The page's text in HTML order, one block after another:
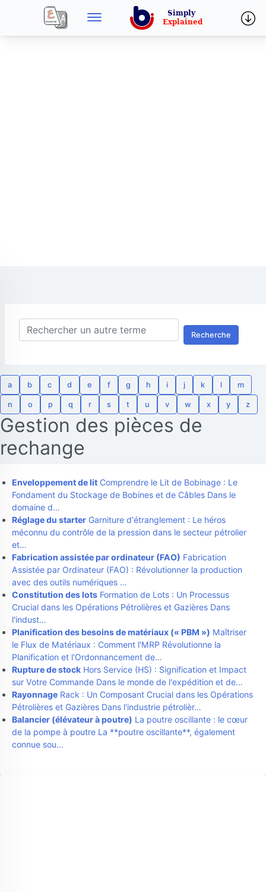
Recherche
a b c d e f g h i j k l m
n o p q r s t u v w x y z
Gestion des pièces de
rechange
Enveloppement de lit Comprendre le Lit de Bobinage : Le
Fondament du Stockage de Bobines et de Câbles Dans le
domaine d…
Réglage du starter Garniture d'étranglement : Le héros
méconnu du contrôle de la pression dans le secteur pétrolier
et…
Fabrication assistée par ordinateur (FAO) Fabrication
Assistée par Ordinateur (FAO) : Révolutionner la production
avec des outils numériques …
Constitution des lots Formation de Lots : Un Processus
Crucial dans les Opérations Pétrolières et Gazières Dans
l'indust…
Planification des besoins de matériaux (« PBM ») Maîtriser
le Flux de Matériaux : Comment l'MRP Révolutionne la
Planification et l'Ordonnancement de…
Rupture de stock Hors Service (HS) : Signification et Impact
sur Votre Commande Dans le monde de l'expédition et de…
Rayonnage Rack : Un Composant Crucial dans les Opérations
Pétrolières et Gazières Dans l'industrie pétrolièr…
Balancier (élévateur à poutre) La poutre oscillante : le cœur
de la pompe à poutre La **poutre oscillante**, également
connue sou…